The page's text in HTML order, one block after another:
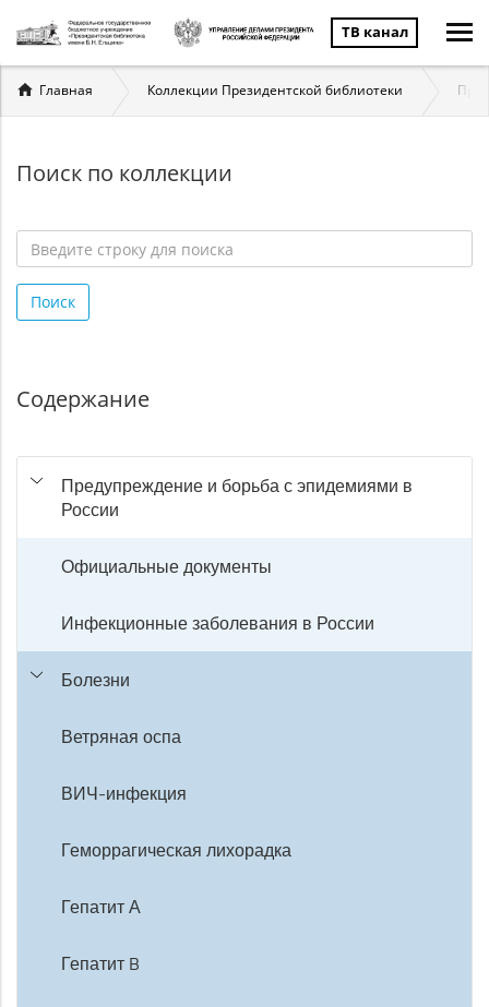
ТВ канал
Вы
здесь
Главная Коллекции Президентской библиотеки
Поиск по коллекции
строку
для
Поиск
Содержание
Предупреждение и борьба с эпидемиями в
России
Официальные документы
Инфекционные заболевания в России
Болезни
Ветряная оспа
ВИЧ-инфекция
Геморрагическая лихорадка
Гепатит А
Гепатит B